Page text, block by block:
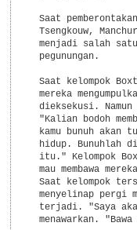
Saat
Tsengkouw,
menjadi salah
  pegunungan.
Saat kelompok
mereka
dieksekusi. Namun
"Kalian bodoh
kamu bunuh akan
hidup. Bunuhlah
itu." Kelompok
mau membawa
Saat kelompok
menyelinap pergi
terjadi. "Saya
menawarkan. "Bawa